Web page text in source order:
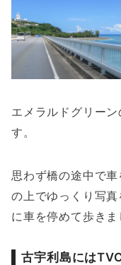
エメラルドグリー
す。
思わず橋の途中で
の上でゆっくり写
に車を停めて歩きま
古宇利島には